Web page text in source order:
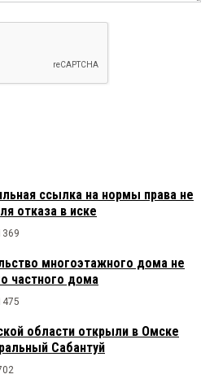
аренду под парк МП.
ссылка на нормы права не
отказа в иске
многоэтажного дома не
частного дома
области открыли в Омске
Сабантуй